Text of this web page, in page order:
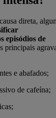
direta,
episódios de
principais
e abafados;
de cafeína;